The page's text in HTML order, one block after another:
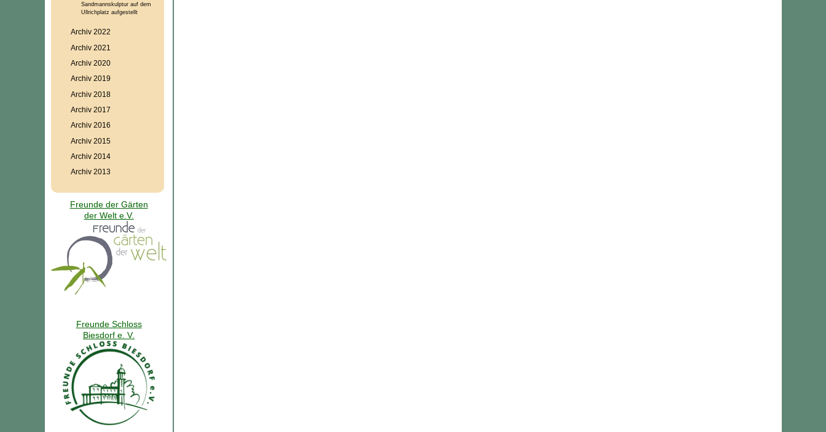
Sandmannskulptur auf dem
Ullrichplatz aufgestellt
Archiv 2022
Archiv 2021
Archiv 2020
Archiv 2019
Archiv 2018
Archiv 2017
Archiv 2016
Archiv 2015
Archiv 2014
Archiv 2013
Freunde der Gärten
der Welt e.V.
Freunde Schloss
Biesdorf e. V.